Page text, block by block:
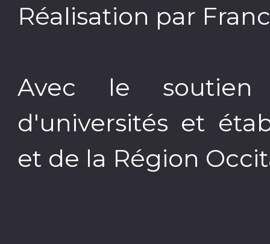
Réalisation par
Avec le
d'universités et
et de la Région